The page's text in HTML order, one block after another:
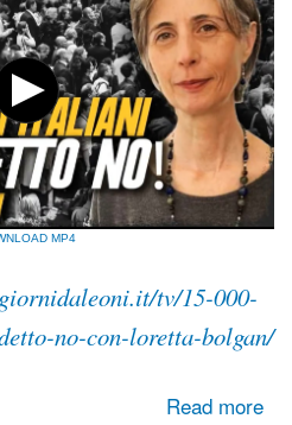
MP4
tv/15-000-
no-con-loretta-bolgan/
Read more
dei danni da vaccino - Loretta